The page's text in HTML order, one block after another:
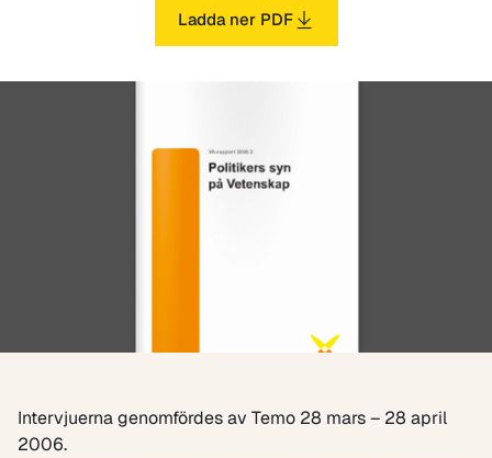
Ladda ner PDF
Intervjuerna genomfördes av Temo 28 mars – 28 april
2006.